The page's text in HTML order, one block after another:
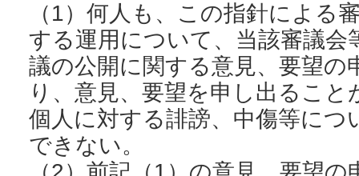
（1）何人も、この指針による
する運用について、当該審議会
議の公開に関する意見、要望の
り、意見、要望を申し出るこ
個人に対する誹謗、中傷等に
できない。